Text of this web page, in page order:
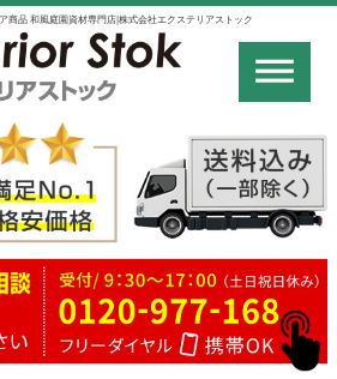
商品 和風庭園資材専門店|株式会社エクステリアストック